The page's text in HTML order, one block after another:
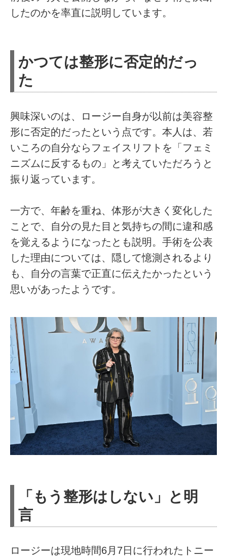
したのかを率直に説明しています。
かつては整形に否定的だっ
た
興味深いのは、ロージー自身が以前は美容整
形に否定的だったという点です。本人は、若
いころの自分ならフェイスリフトを「フェミ
ニズムに反するもの」と考えていただろうと
振り返っています。
一方で、年齢を重ね、体形が大きく変化した
ことで、自分の見た目と気持ちの間に違和感
を覚えるようになったとも説明。手術を公表
した理由については、隠して憶測されるより
も、自分の言葉で正直に伝えたかったという
思いがあったようです。
「もう整形はしない」と明
言
ロージーは現地時間6月7日に行われたトニー